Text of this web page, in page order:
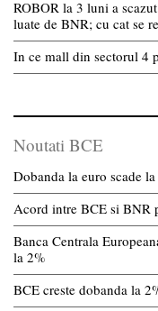
ROBOR la 3 luni a
luate de BNR; cu cat se
In ce mall din sectorul 4
Noutati BCE
Dobanda la euro scade
Acord intre BCE si BNR
Banca Centrala
la 2%
BCE creste dobanda la